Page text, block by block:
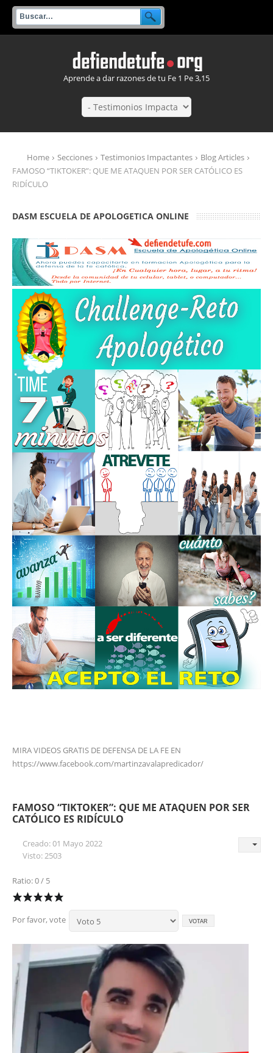
Aprende a dar razones de tu Fe 1 Pe 3,15
Home Secciones Testimonios Impactantes
Blog Articles
FAMOSO “TIKTOKER”: QUE ME ATAQUEN POR SER CATÓLICO ES
RIDÍCULO
DASM ESCUELA DE APOLOGETICA ONLINE
MIRA VIDEOS GRATIS DE DEFENSA DE LA FE EN
https://www.facebook.com/martinzavalapredicador/
FAMOSO “TIKTOKER”: QUE ME ATAQUEN POR SER
CATÓLICO ES RIDÍCULO
Creado: 01 Mayo 2022
Visto: 2503
Ratio: 0 / 5
Por favor, vote